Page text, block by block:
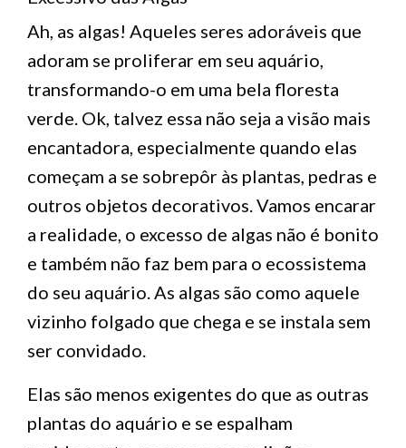
Ah, as algas! Aqueles seres adoráveis que
adoram se proliferar em seu aquário,
transformando-o em uma bela floresta
verde. Ok, talvez essa não seja a visão mais
encantadora, especialmente quando elas
começam a se sobrepôr às plantas, pedras e
outros objetos decorativos. Vamos encarar
a realidade, o excesso de algas não é bonito
e também não faz bem para o ecossistema
do seu aquário. As algas são como aquele
vizinho folgado que chega e se instala sem
ser convidado.
Elas são menos exigentes do que as outras
plantas do aquário e se espalham